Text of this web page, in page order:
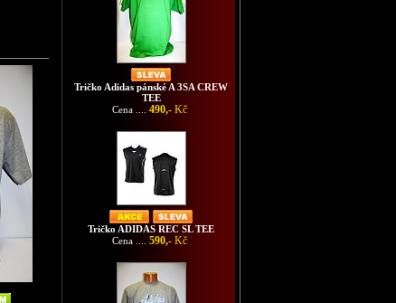
Tričko Adidas pánské A 3SA CREW
TEE
Cena .... 490,- Kč
Tričko ADIDAS REC SL TEE
Cena .... 590,- Kč